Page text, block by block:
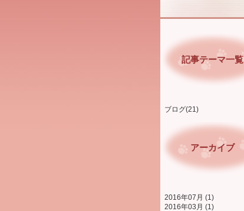
記事テーマ一覧
ブログ(21)
アーカイブ
2016年07月 (1)
2016年03月 (1)